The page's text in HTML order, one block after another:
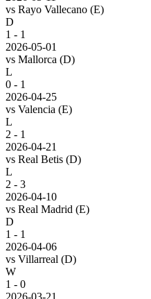
vs Rayo Vallecano (E)
D
1 - 1
2026-05-01
vs Mallorca (D)
L
0 - 1
2026-04-25
vs Valencia (E)
L
2 - 1
2026-04-21
vs Real Betis (D)
L
2 - 3
2026-04-10
vs Real Madrid (E)
D
1 - 1
2026-04-06
vs Villarreal (D)
W
1 - 0
2026-03-21